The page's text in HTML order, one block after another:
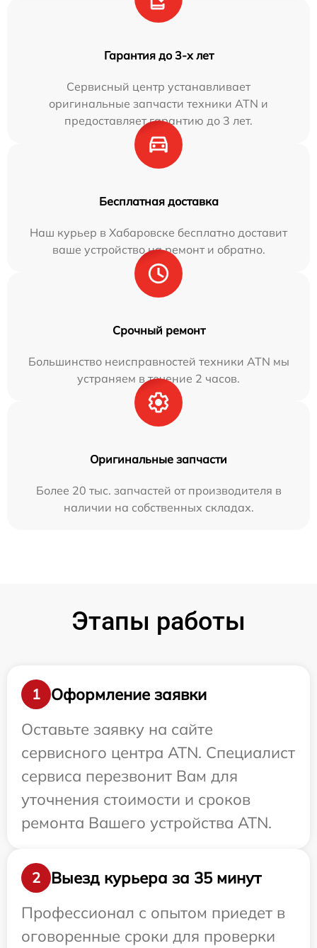
Гарантия до 3-х лет
Сервисный центр устанавливает
оригинальные запчасти техники ATN и
предоставляет гарантию до 3 лет.
Бесплатная доставка
Наш курьер в Хабаровске бесплатно доставит
ваше устройство на ремонт и обратно.
Срочный ремонт
Большинство неисправностей техники ATN мы
устраняем в течение 2 часов.
Оригинальные запчасти
Более 20 тыс. запчастей от производителя в
наличии на собственных складах.
Этапы работы
1
Оформление заявки
Оставьте заявку на сайте
сервисного центра ATN. Специалист
сервиса перезвонит Вам для
уточнения стоимости и сроков
ремонта Вашего устройства ATN.
2
Выезд курьера за 35 минут
Профессионал с опытом приедет в
оговоренные сроки для проверки